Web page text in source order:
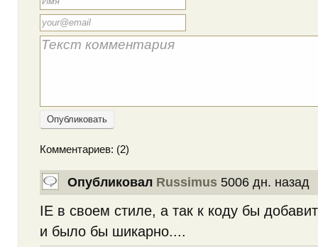
Опубликовать
Комментариев: (2)
Опубликовал Russimus 5006 дн. назад
IE в своем стиле, а так к коду бы
и было бы шикарно....